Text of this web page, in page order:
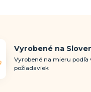
Vyrobené na
Vyrobené na mieru podľa
požiadaviek